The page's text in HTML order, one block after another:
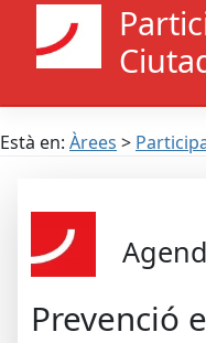
Està en: Àrees >
Prevenció